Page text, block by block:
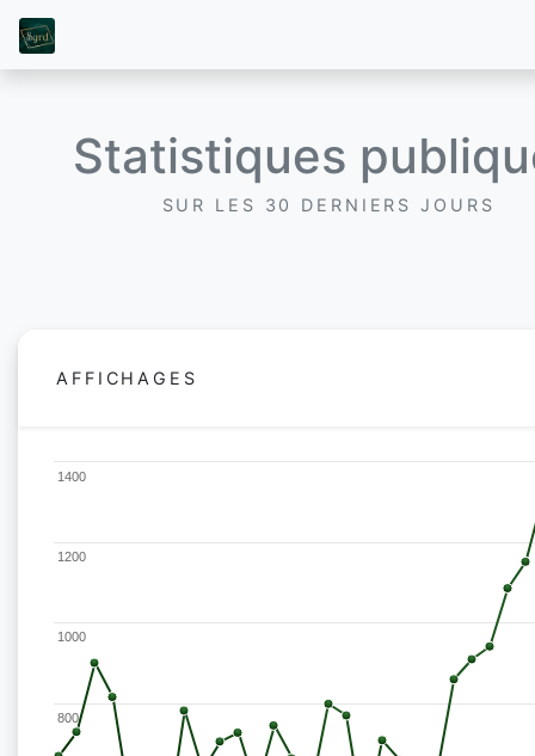
Statistiques
SUR LES 30 DERNIERS JOURS
AFFICHAGES
800
1000
1200
1400